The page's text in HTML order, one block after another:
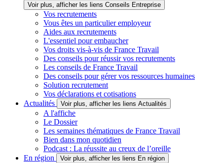
Voir plus, afficher les liens Conseils Entreprise
Vos recrutements
Vous êtes un particulier employeur
Aides aux recrutements
L'essentiel pour embaucher
Vos droits vis-à-vis de France Travail
Des conseils pour réussir vos recrutements
Les conseils de France Travail
Des conseils pour gérer vos ressources humaines
Solution recrutement
Vos déclarations et cotisations
Actualités
Voir plus, afficher les liens Actualités
A l'affiche
Le Dossier
Les semaines thématiques de France Travail
Bien dans mon quotidien
Podcast : La réussite au creux de l’oreille
En région
Voir plus, afficher les liens En région